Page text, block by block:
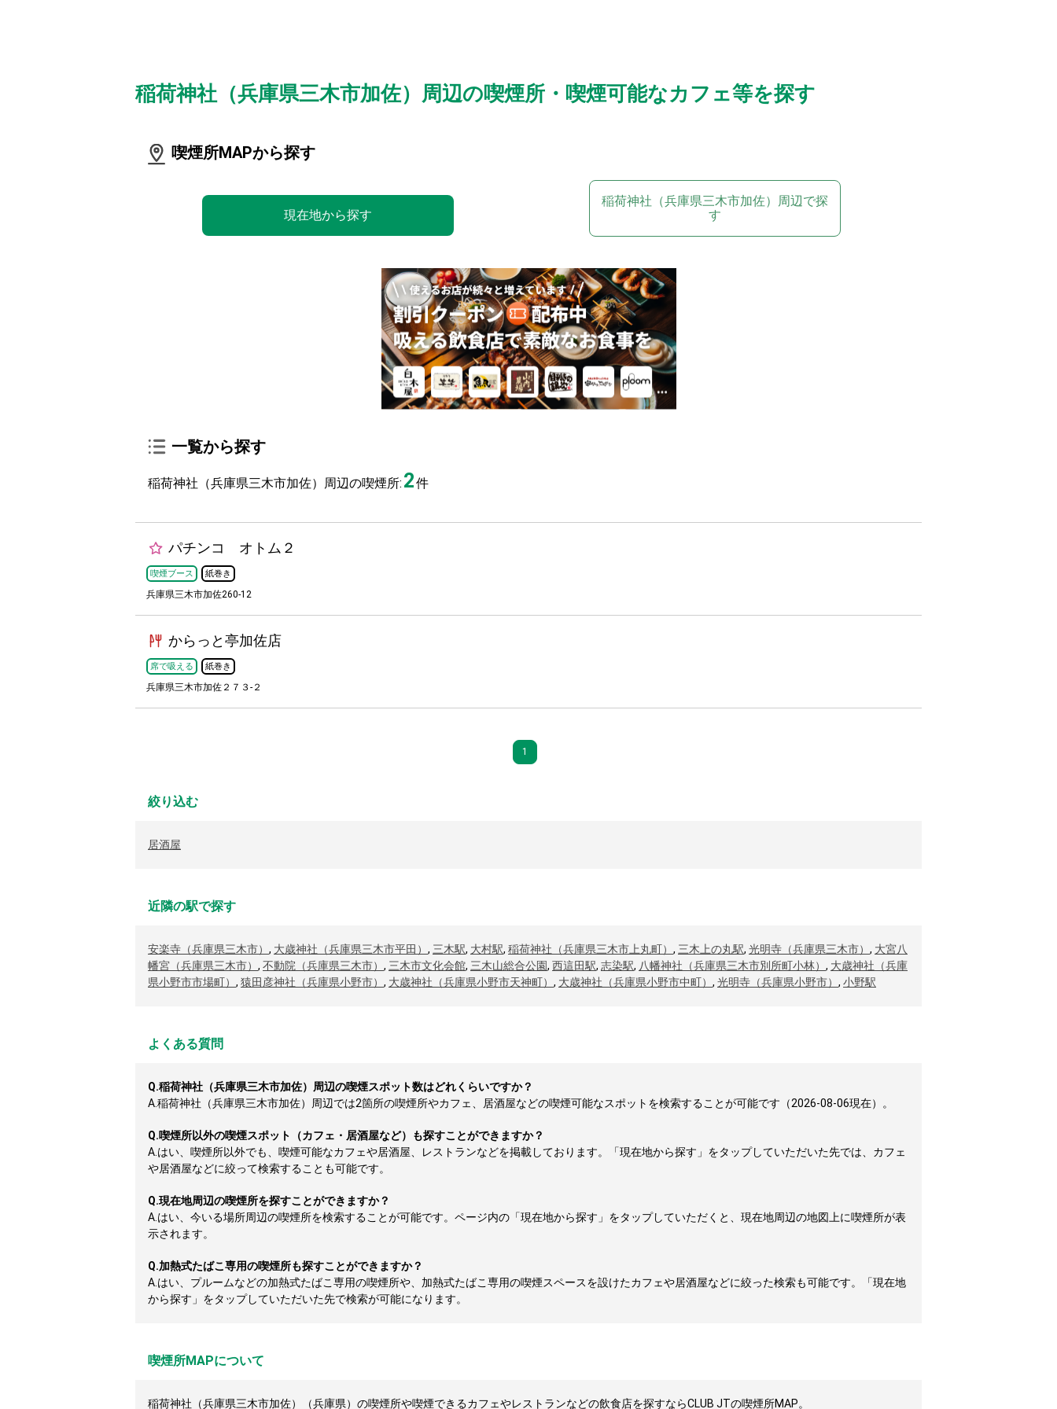
稲荷神社（兵庫県三木市加佐）周辺の喫煙所・喫煙可能なカフェ等を探す
喫煙所MAPから探す
現在地から探す
稲荷神社（兵庫県三木市加佐）周辺で探
す
一覧から探す
稲荷神社（兵庫県三木市加佐）周辺の喫煙所: 2件
パチンコ オトム２
喫煙ブース 紙巻き
兵庫県三木市加佐260-12
からっと亭加佐店
席で吸える 紙巻き
兵庫県三木市加佐２７３-２
1
絞り込む
居酒屋
近隣の駅で探す
安楽寺（兵庫県三木市） , 大歳神社（兵庫県三木市平田） , 三木駅, 大村駅, 稲荷神社（兵庫県三木市上丸町） , 三木上の丸駅, 光明寺（兵庫県三木市） , 大宮八
幡宮（兵庫県三木市） , 不動院（兵庫県三木市） , 三木市文化会館, 三木山総合公園, 西這田駅, 志染駅, 八幡神社（兵庫県三木市別所町小林） , 大歳神社（兵庫
県小野市市場町） , 猿田彦神社（兵庫県小野市） , 大歳神社（兵庫県小野市天神町） , 大歳神社（兵庫県小野市中町） , 光明寺（兵庫県小野市） , 小野駅
よくある質問
Q.稲荷神社（兵庫県三木市加佐）周辺の喫煙スポット数はどれくらいですか？
A.稲荷神社（兵庫県三木市加佐）周辺では2箇所の喫煙所やカフェ、居酒屋などの喫煙可能なスポットを検索することが可能です（2026-08-06現在）。
Q.喫煙所以外の喫煙スポット（カフェ・居酒屋など）も探すことができますか？
A. はい、喫煙所以外でも、喫煙可能なカフェや居酒屋、レストランなどを掲載しております。「現在地から探す」をタップしていただいた先では、カフェ
や居酒屋などに絞って検索することも可能です。
Q.現在地周辺の喫煙所を探すことができますか？
A. はい、今いる場所周辺の喫煙所を検索することが可能です。ページ内の「現在地から探す」をタップしていただくと、現在地周辺の地図上に喫煙所が表
示されます。
Q.加熱式たばこ専用の喫煙所も探すことができますか？
A. はい、プルームなどの加熱式たばこ専用の喫煙所や、加熱式たばこ専用の喫煙スペースを設けたカフェや居酒屋などに絞った検索も可能です。「現在地
から探す」をタップしていただいた先で検索が可能になります。
喫煙所MAPについて
稲荷神社（兵庫県三木市加佐）（兵庫県）の喫煙所や喫煙できるカフェやレストランなどの飲食店を探すならCLUB JTの喫煙所MAP。